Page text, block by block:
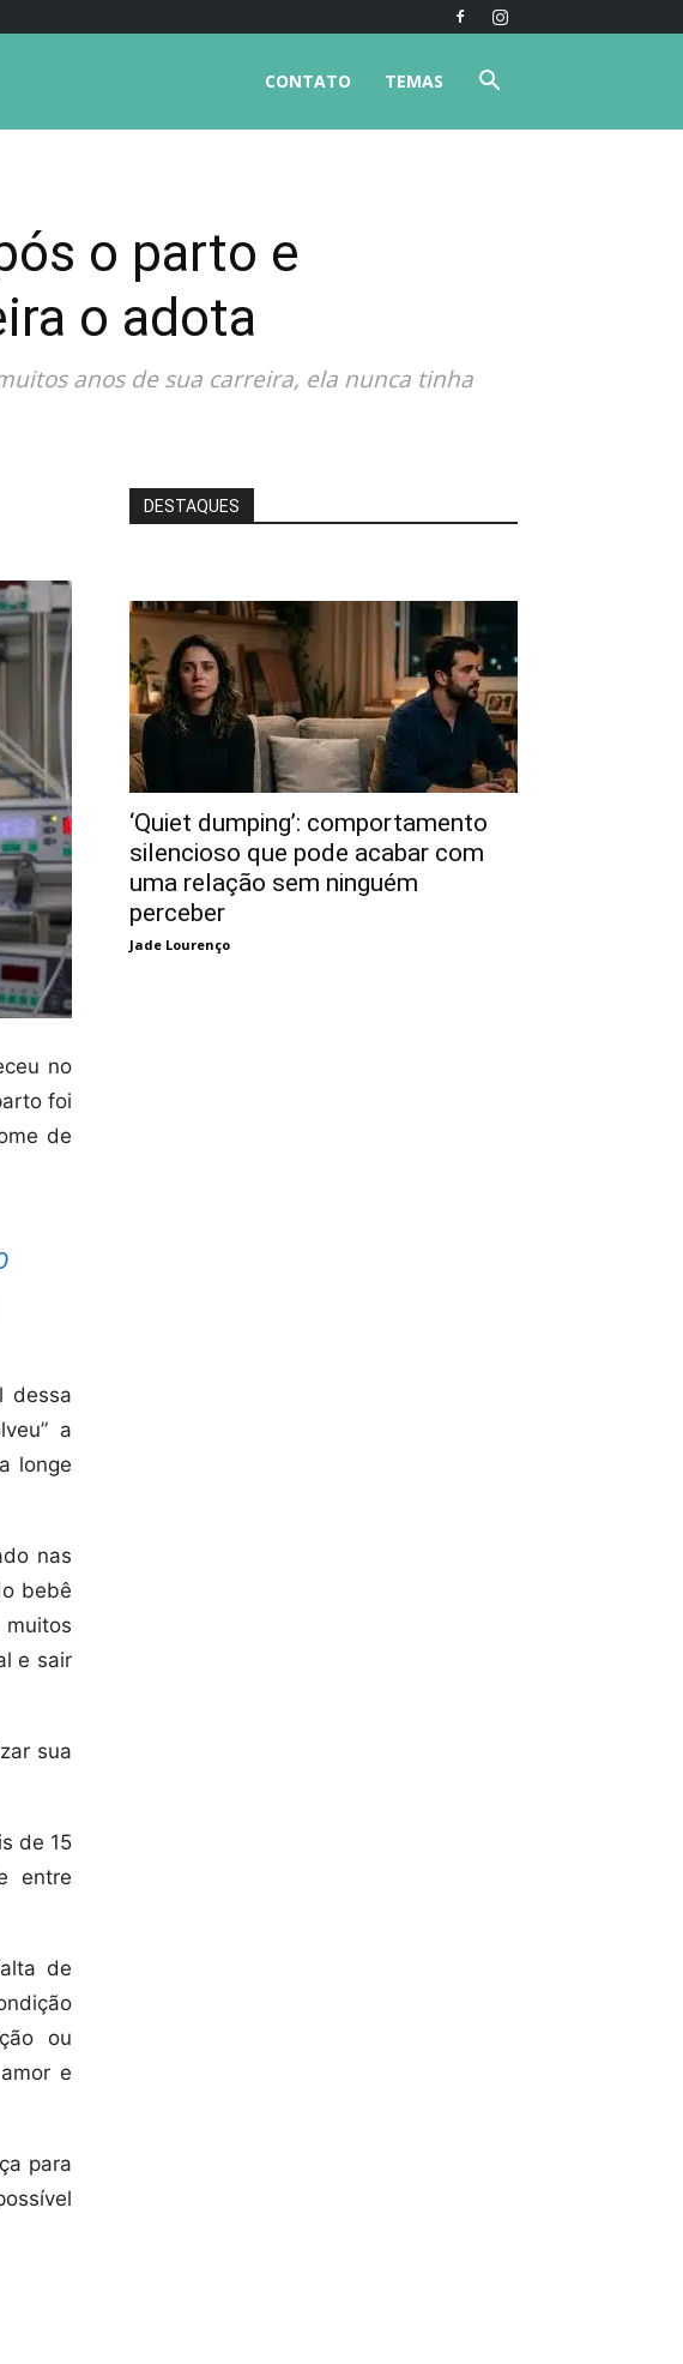
TEMAS
CONTATO
o parto e
o adota
anos de sua carreira, ela nunca tinha
no
foi
de
dessa
a
longe
nas
bebê
e sair
sua
de 15
entre
de
ou
e
para
DESTAQUES
‘Quiet dumping’: comportamento
silencioso que pode acabar com
uma relação sem ninguém
perceber
Jade Lourenço